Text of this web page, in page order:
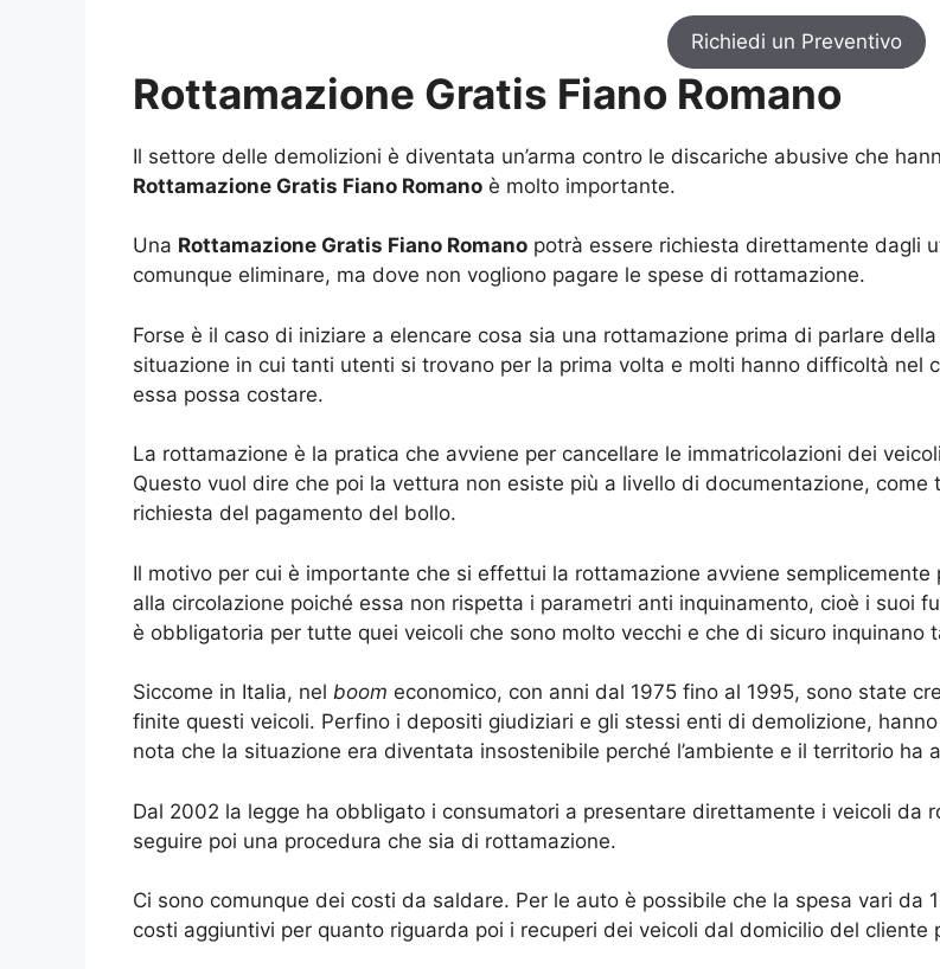
Richiedi un Preventivo
Rottamazione Gratis Fiano Romano
Il settore delle demolizioni è diventata un’arma contro le discariche abusive che
Rottamazione Gratis Fiano Romano è molto importante.
Una Rottamazione Gratis Fiano Romano potrà essere richiesta direttamente dagli
comunque eliminare, ma dove non vogliono pagare le spese di rottamazione.
Forse è il caso di iniziare a elencare cosa sia una rottamazione prima di parlare della
situazione in cui tanti utenti si trovano per la prima volta e molti hanno difficoltà nel
essa possa costare.
La rottamazione è la pratica che avviene per cancellare le immatricolazioni dei
Questo vuol dire che poi la vettura non esiste più a livello di documentazione,
richiesta del pagamento del bollo.
Il motivo per cui è importante che si effettui la rottamazione avviene
alla circolazione poiché essa non rispetta i parametri anti inquinamento, cioè i suoi
è obbligatoria per tutte quei veicoli che sono molto vecchi e che di sicuro inquinano
Siccome in Italia, nel boom economico, con anni dal 1975 fino al 1995, sono state
finite questi veicoli. Perfino i depositi giudiziari e gli stessi enti di demolizione,
nota che la situazione era diventata insostenibile perché l’ambiente e il territorio ha
Dal 2002 la legge ha obbligato i consumatori a presentare direttamente i veicoli da
seguire poi una procedura che sia di rottamazione.
Ci sono comunque dei costi da saldare. Per le auto è possibile che la spesa vari da
costi aggiuntivi per quanto riguarda poi i recuperi dei veicoli dal domicilio del